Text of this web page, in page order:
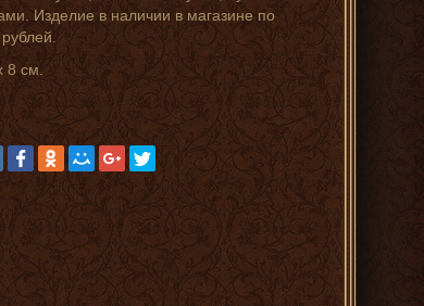
Изделие в наличии в магазине по
8 см.